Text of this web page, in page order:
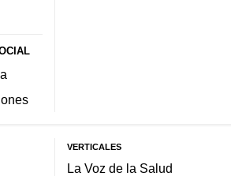
VERTICALES
La Voz de la Salud